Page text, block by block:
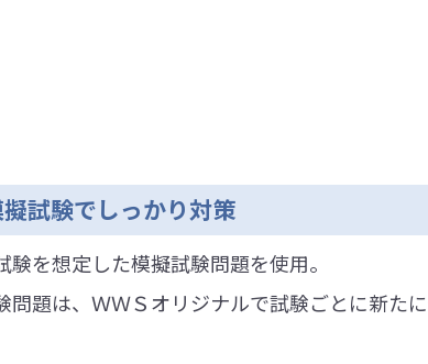
試験でしっかり対策
験を想定した模擬試験問題を使用。
問題は、ＷＷＳオリジナルで試験ごとに新た